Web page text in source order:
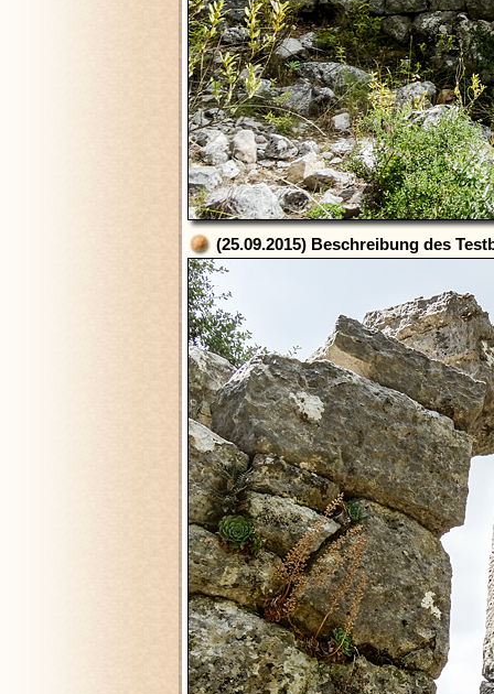
(25.09.2015) Beschreibung des